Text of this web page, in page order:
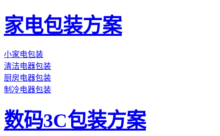
家电包装方案
小家电包装
清洁电器包装
厨房电器包装
制冷电器包装
数码3C包装方案